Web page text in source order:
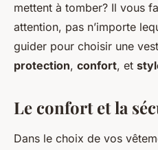
mettent à tomber? Il vous
attention, pas n’importe
guider pour choisir une
protection, confort, et
Le confort et la
Dans le choix de vos